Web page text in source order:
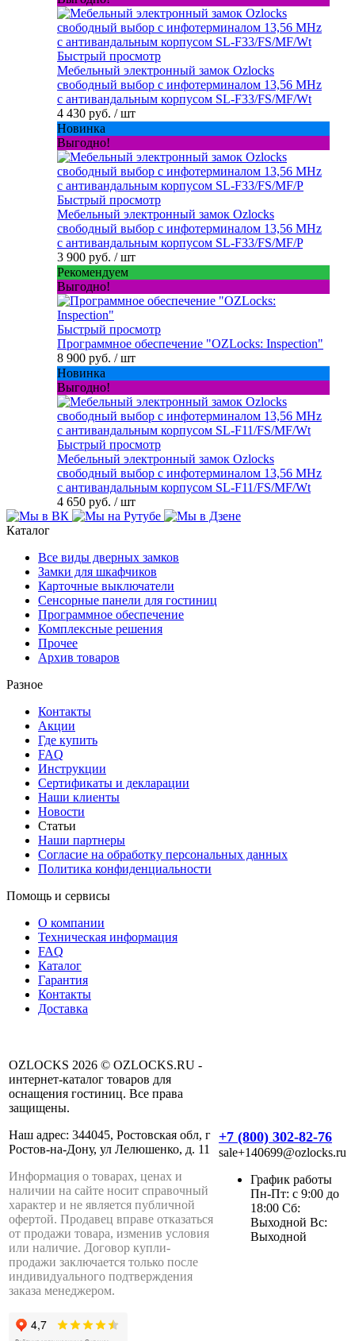
Быстрый просмотр
Мебельный электронный замок Ozlocks
свободный выбор с инфотерминалом 13,56 MHz
с антивандальным корпусом SL-F33/FS/MF/Wt
4 430 руб. / шт
Новинка
Выгодно!
Быстрый просмотр
Мебельный электронный замок Ozlocks
свободный выбор с инфотерминалом 13,56 MHz
с антивандальным корпусом SL-F33/FS/MF/P
3 900 руб. / шт
Рекомендуем
Выгодно!
Быстрый просмотр
Программное обеспечение "OZLocks: Inspection"
8 900 руб. / шт
Новинка
Выгодно!
Быстрый просмотр
Мебельный электронный замок Ozlocks
свободный выбор с инфотерминалом 13,56 MHz
с антивандальным корпусом SL-F11/FS/MF/Wt
4 650 руб. / шт
Каталог
Все виды дверных замков
Замки для шкафчиков
Карточные выключатели
Сенсорные панели для гостиниц
Программное обеспечение
Комплексные решения
Прочее
Архив товаров
Разное
Контакты
Акции
Где купить
FAQ
Инструкции
Сертификаты и декларации
Наши клиенты
Новости
Статьи
Наши партнеры
Согласие на обработку персональных данных
Политика конфиденциальности
Помощь и сервисы
О компании
Техническая информация
FAQ
Каталог
Гарантия
Контакты
Доставка
OZLOCKS 2026 © OZLOCKS.RU -
интернет-каталог товаров для
оснащения гостиниц. Все права
защищены.
Наш адрес: 344045, Ростовская обл, г
Ростов-на-Дону, ул Лелюшенко, д. 11
Информация о товарах, ценах и
наличии на сайте носит справочный
характер и не является публичной
офертой. Продавец вправе отказаться
от продажи товара, изменив условия
или наличие. Договор купли-
продажи заключается только после
индивидуального подтверждения
заказа менеджером.
+7 (800) 302-82-76
sale+140699@ozlocks.ru
График работы
Пн-Пт: с 9:00 до
18:00 Сб:
Выходной Вс:
Выходной